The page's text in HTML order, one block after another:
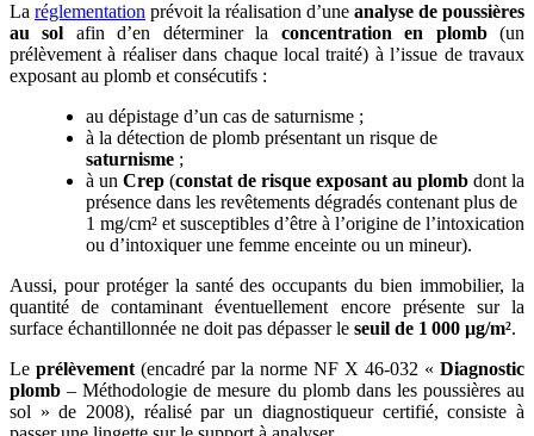
La réglementation prévoit la réalisation d’une analyse de poussières
au sol afin d’en déterminer la concentration en plomb(un
prélèvement à réaliser dans chaque local traité) à l’issue de travaux
exposant au plomb et consécutifs :
au dépistage d’un cas de saturnisme ;
à la détection de plomb présentant un risque de
saturnisme ;
à un Crep (constat de risque exposant au plomb dont la
présence dans les revêtements dégradés contenant plus de
1 mg/cm² et susceptibles d’être à l’origine de l’intoxication
ou d’intoxiquer une femme enceinte ou un mineur).
Aussi, pour protéger la santé des occupants du bien immobilier, la
quantité de contaminant éventuellement encore présente sur la
surface échantillonnée ne doit pas dépasser le seuil de 1 000 µg/m².
Le prélèvement (encadré par la norme NF X 46-032 « Diagnostic
plomb – Méthodologie de mesure du plomb dans les poussières au
sol » de 2008), réalisé par un diagnostiqueur certifié, consiste à